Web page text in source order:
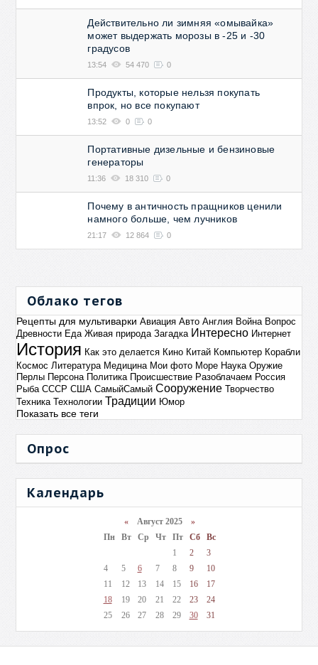
Действительно ли зимняя «омывайка»
может выдержать морозы в -25 и -30
градусов
13:54 54 470 0
Продукты, которые нельзя покупать
впрок, но все покупают
13:52 0 0
Портативные дизельные и бензиновые
генераторы
11:36 18 310 0
Почему в античность пращников ценили
намного больше, чем лучников
21:17 12 864 0
Облако тегов
Рецепты для мультиварки Авиация Авто Англия Война Вопрос
Древности Еда Живая природа Загадка Интересно Интернет
История Как это делается Кино Китай Компьютер Корабли
Космос Литература Медицина Мои фото Море Наука Оружие
Перлы Персона Политика Происшествие Разоблачаем Россия
Рыба СССР США СамыйСамый Сооружение Творчество
Техника Технологии Традиции Юмор
Показать все теги
Опрос
Календарь
«Август 2025 »
Пн
Вт Ср Чт Пт Сб
Вс
1
2
3
4
5 6 7 8 9
10
11
12 13 14 15 16
17
18
19 20 21 22 23
24
25
26 27 28 29 30 31